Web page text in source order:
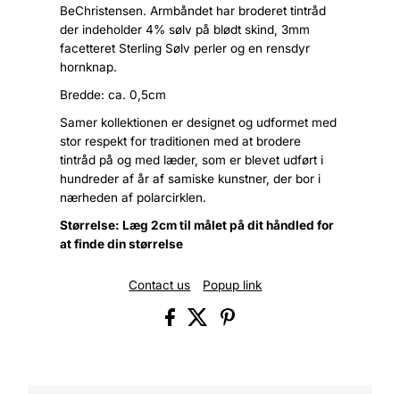
BeChristensen. Armbåndet har broderet tintråd
der indeholder 4% sølv på blødt skind, 3mm
facetteret Sterling Sølv perler og en rensdyr
hornknap.
Bredde: ca. 0,5cm
Samer kollektionen er designet og udformet med
stor respekt for traditionen med at brodere
tintråd på og med læder, som er blevet udført i
hundreder af år af samiske kunstner, der bor i
nærheden af polarcirklen.
Størrelse: Læg 2cm til målet på dit håndled for
at finde din størrelse
Contact us Popup link